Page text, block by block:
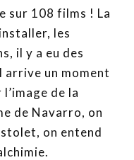
sur 108 films ! La
les
il y a eu des
arrive un moment
de la
de Navarro, on
on entend